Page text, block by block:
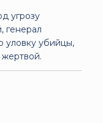
угрозу
генерал
уловку убийцы,